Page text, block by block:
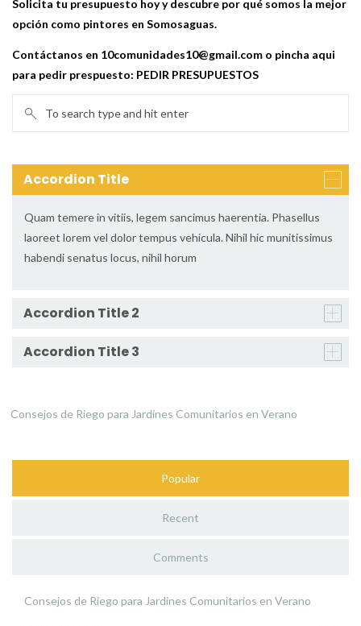
Solicita tu presupuesto hoy y descubre por qué somos la mejor
opción como pintores en Somosaguas.
Contáctanos en 10comunidades10@gmail.com o pincha aqui
para pedir prespuesto: PEDIR PRESUPUESTOS
Accordion Title
Quam temere in vitiis, legem sancimus haerentia. Phasellus
laoreet lorem vel dolor tempus vehicula. Nihil hic munitissimus
habendi senatus locus, nihil horum
Accordion Title 2
Accordion Title 3
Consejos de Riego para Jardines Comunitarios en Verano
Popular
Recent
Comments
Consejos de Riego para Jardines Comunitarios en Verano